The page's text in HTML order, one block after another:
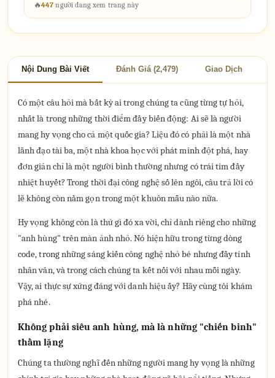
🔥447 người đang xem trang này
Nội Dung Bài Viết Đánh Giá (2,479) Giao Dịch
Có một câu hỏi mà bất kỳ ai trong chúng ta cũng từng tự hỏi,
nhất là trong những thời điểm đầy biến động: Ai sẽ là người
mang hy vọng cho cả một quốc gia? Liệu đó có phải là một nhà
lãnh đạo tài ba, một nhà khoa học với phát minh đột phá, hay
đơn giản chỉ là một người bình thường nhưng có trái tim đầy
nhiệt huyết? Trong thời đại công nghệ số lên ngôi, câu trả lời có
lẽ không còn nằm gọn trong một khuôn mẫu nào nữa.
Hy vọng không còn là thứ gì đó xa vời, chỉ dành riêng cho những
"anh hùng" trên màn ảnh nhỏ. Nó hiện hữu trong từng dòng
code, trong những sáng kiến công nghệ nhỏ bé nhưng đầy tính
nhân văn, và trong cách chúng ta kết nối với nhau mỗi ngày.
Vậy, ai thực sự xứng đáng với danh hiệu ấy? Hãy cùng tôi khám
phá nhé.
Không phải siêu anh hùng, mà là những "chiến binh"
thầm lặng
Chúng ta thường nghĩ đến những người mang hy vọng là những